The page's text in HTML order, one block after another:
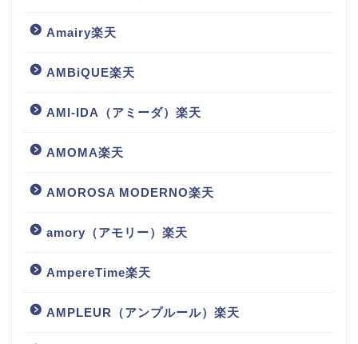
Amairy楽天
AMBiQUE楽天
AMI-IDA（アミーダ）楽天
AMOMA楽天
AMOROSA MODERNO楽天
amory（アモリー）楽天
AmpereTime楽天
AMPLEUR（アンプルール）楽天